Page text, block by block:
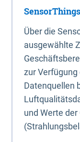
Über die
ausgewählte
zur
Datenquellen
und Werte